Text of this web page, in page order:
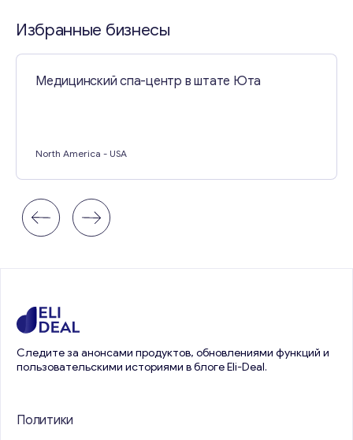
Избранные бизнесы
Медицинский спа-центр в штате Юта
North America - USA
Следите за анонсами продуктов, обновлениями функций и
пользовательскими историями в блоге Eli-Deal.
Политики